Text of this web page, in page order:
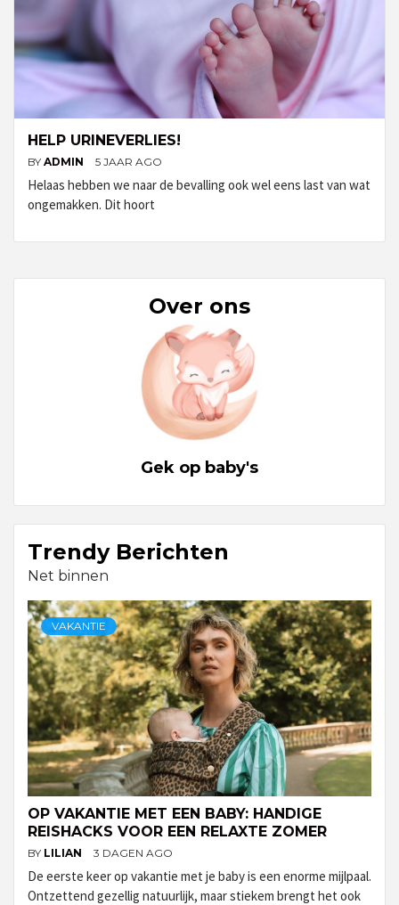
HELP URINEVERLIES!
BY ADMIN 5 JAAR AGO
Helaas hebben we naar de bevalling ook wel eens last van wat
ongemakken. Dit hoort
Over ons
Gek op baby's
Trendy Berichten
Net binnen
VAKANTIE
OP VAKANTIE MET EEN BABY: HANDIGE
REISHACKS VOOR EEN RELAXTE ZOMER
BY LILIAN 3 DAGEN AGO
De eerste keer op vakantie met je baby is een enorme mijlpaal.
Ontzettend gezellig natuurlijk, maar stiekem brengt het ook